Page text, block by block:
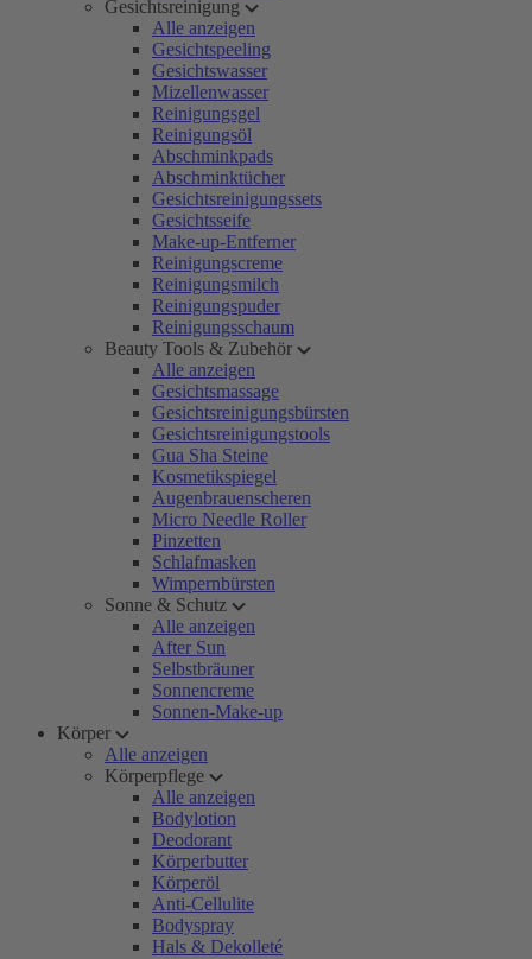
Gesichtsreinigung
Alle anzeigen
Gesichtspeeling
Gesichtswasser
Mizellenwasser
Reinigungsgel
Reinigungsöl
Abschminkpads
Abschminktücher
Gesichtsreinigungssets
Gesichtsseife
Make-up-Entferner
Reinigungscreme
Reinigungsmilch
Reinigungspuder
Reinigungsschaum
Beauty Tools & Zubehör
Alle anzeigen
Gesichtsmassage
Gesichtsreinigungsbürsten
Gesichtsreinigungstools
Gua Sha Steine
Kosmetikspiegel
Augenbrauenscheren
Micro Needle Roller
Pinzetten
Schlafmasken
Wimpernbürsten
Sonne & Schutz
Alle anzeigen
After Sun
Selbstbräuner
Sonnencreme
Sonnen-Make-up
Körper
Alle anzeigen
Körperpflege
Alle anzeigen
Bodylotion
Deodorant
Körperbutter
Körperöl
Anti-Cellulite
Bodyspray
Hals & Dekolleté